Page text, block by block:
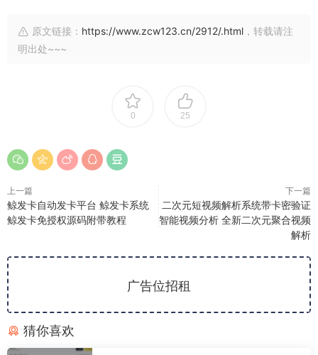
原文链接： https://www.zcw123.cn/2912/.html ，转载请注
明出处~~~
0 25
上一篇
鲸发卡自动发卡平台 鲸发卡系统
鲸发卡免授权源码附带教程
下一篇
二次元短视频解析系统带卡密验证
智能视频分析 全新二次元聚合视频
解析
广告位招租
猜你喜欢